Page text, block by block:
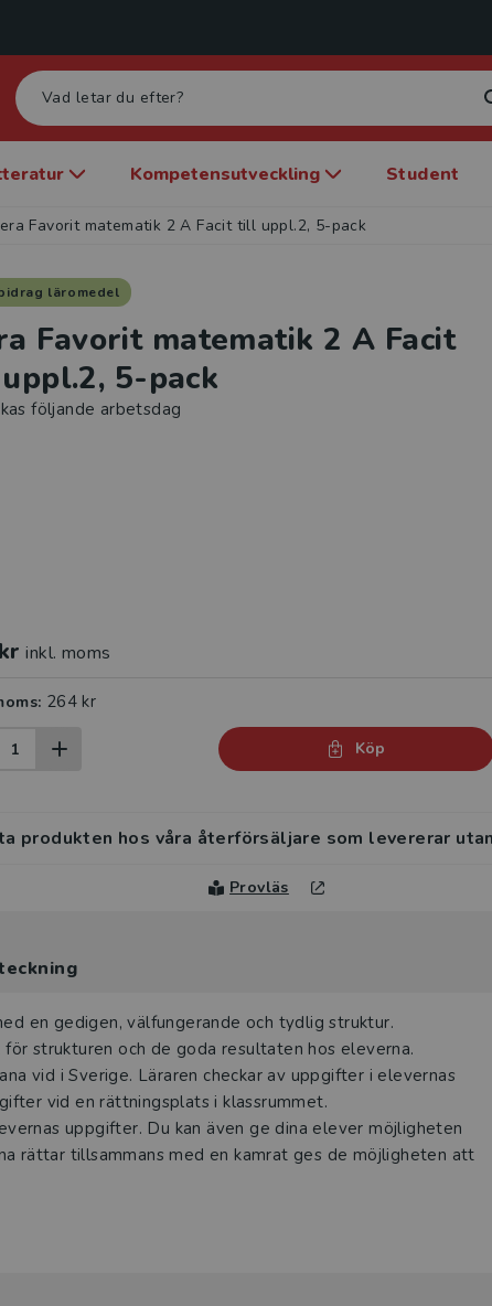
Kompetensutveckling Student
Favorit matematik 2 A Facit till uppl.2, 5-pack
läromedel
Favorit matematik 2 A Facit
5-pack
följande arbetsdag
inkl. moms
264 kr
Köp
produkten hos våra återförsäljare som levererar
Provläs
en gedigen, välfungerande och tydlig struktur.
strukturen och de goda resultaten hos eleverna.
vid i Sverige. Läraren checkar av uppgifter i elevernas
vid en rättningsplats i klassrummet.
uppgifter. Du kan även ge dina elever möjligheten
rättar tillsammans med en kamrat ges de möjligheten att